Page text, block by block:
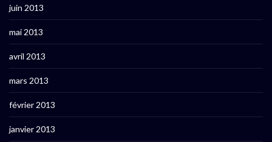
juin 2013
mai 2013
avril 2013
mars 2013
février 2013
janvier 2013